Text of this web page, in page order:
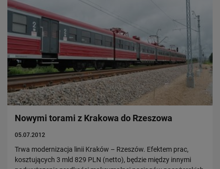
Nowymi torami z Krakowa do Rzeszowa
05.07.2012
Trwa modernizacja linii Kraków – Rzeszów. Efektem prac,
kosztujących 3 mld 829 PLN (netto), będzie między innymi